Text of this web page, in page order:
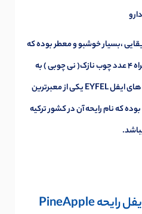
،بسیار خوشبو و معطر بوده که
در یک ظرف شیشه ای زیبا به همراه 4 عدد چوب نازک( نی چوبی ) به
شما اراعه میگردد. خوشبو کننده های ایفل EYFEL یکی از معبرترین
که نام رایحه آن در کشور ترکیه
اسانس خوشبوکننده ایفل رایحه PineApple